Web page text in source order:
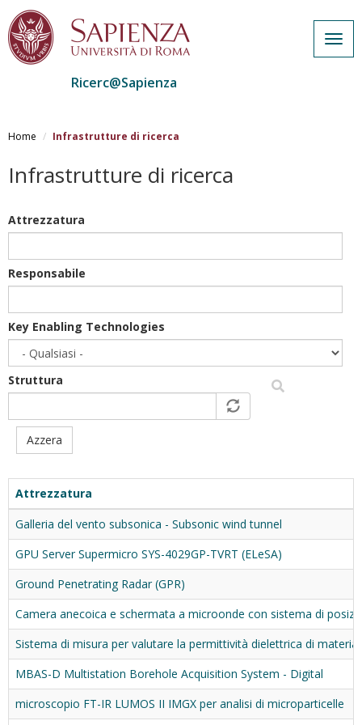
al
principale
Ricerc@Sapienza
Home Infrastrutture di ricerca
Infrastrutture di ricerca
Attrezzatura
Responsabile
Key Enabling Technologies
Struttura
Azzera
Attrezzatura
Galleria del vento subsonica - Subsonic wind tunnel
GPU Server Supermicro SYS-4029GP-TVRT (ELeSA)
Ground Penetrating Radar (GPR)
Camera anecoica e schermata a microonde con sistema di
Sistema di misura per valutare la permittività dielettrica di
MBAS-D Multistation Borehole Acquisition System - Digital
microscopio FT-IR LUMOS II IMGX per analisi di microparticelle